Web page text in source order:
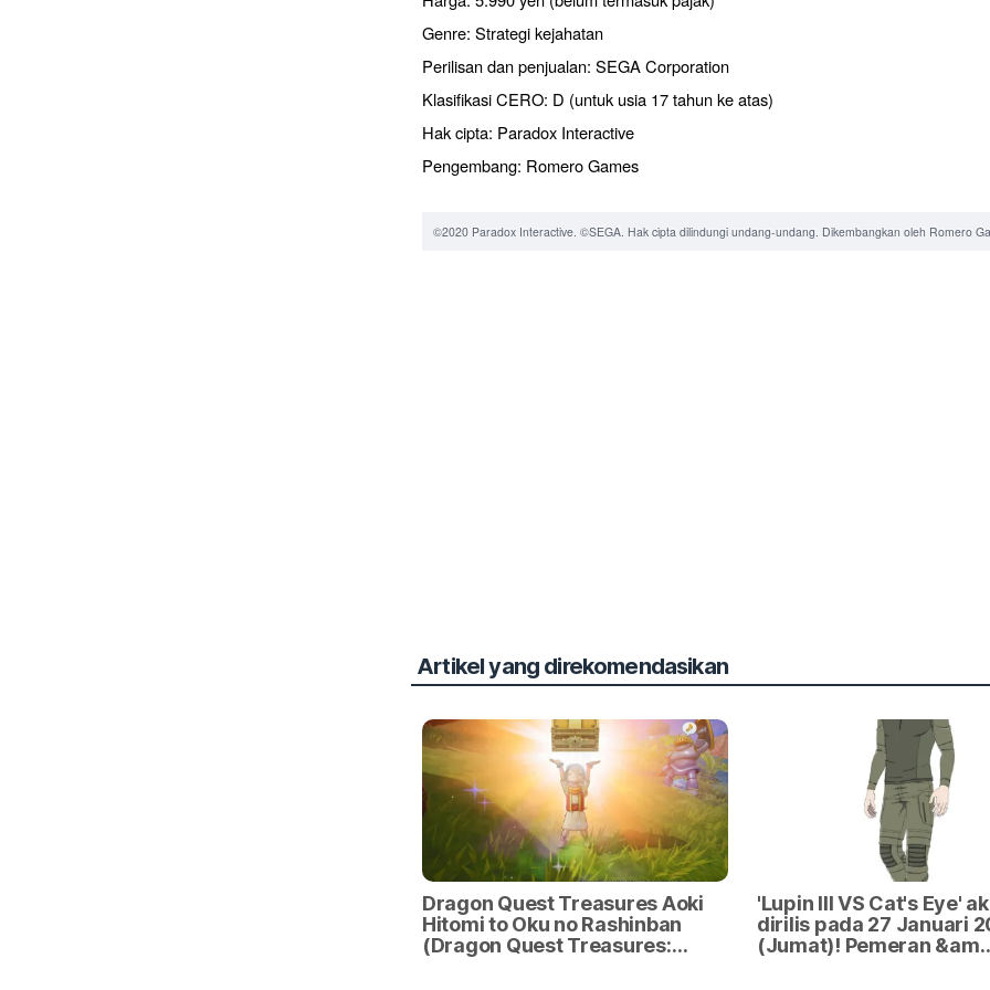
Genre: Strategi kejahatan
Perilisan dan penjualan: SEGA Corporation
Klasifikasi CERO: D (untuk usia 17 tahun ke atas)
Hak cipta: Paradox Interactive
Pengembang: Romero Games
©2020 Paradox Interactive. ©SEGA. Hak cipta dilindungi undang-undang. Dikembangkan oleh Romero
Artikel yang direkomendasikan
Dragon Quest Treasures Aoki
Hitomi to Oku no Rashinban
(Dragon Quest Treasures:…
'Lupin III VS Cat's Eye'
dirilis pada 27 Januari
(Jumat)! Pemeran